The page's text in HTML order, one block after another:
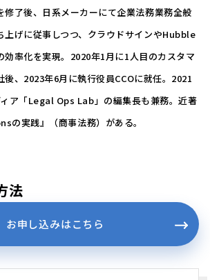
修了後、日系メーカーにて企業法務業務全般
上げに従事しつつ、クラウドサインやHubble
効率化を実現。2020年1月に1人目のカスタマ
後、2023年6月に執行役員CCOに就任。2021
ア「Legal Ops Lab」の編集長も兼務。近著
実践』（商事法務）がある。
法
お申し込みはこちら